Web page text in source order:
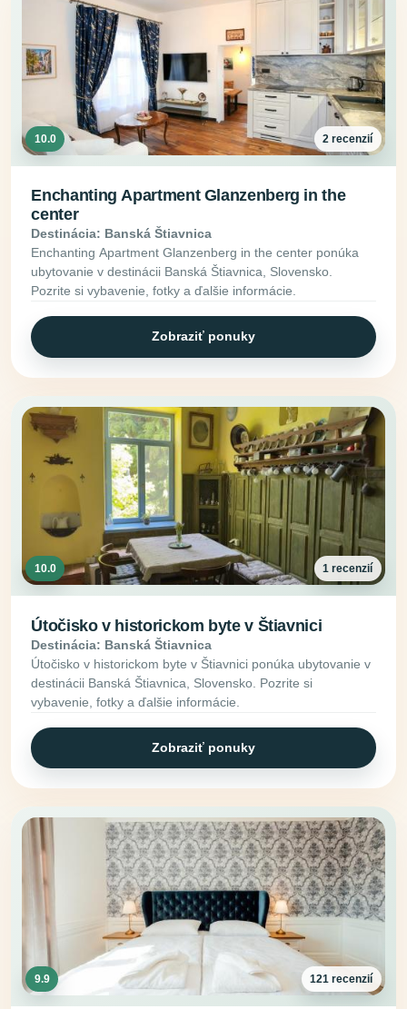
10.0 2 recenzií
Enchanting Apartment Glanzenberg in the
center
Destinácia: Banská Štiavnica
Enchanting Apartment Glanzenberg in the center ponúka
ubytovanie v destinácii Banská Štiavnica, Slovensko.
Pozrite si vybavenie, fotky a ďalšie informácie.
Zobraziť ponuky
10.0 1 recenzií
Útočisko v historickom byte v Štiavnici
Destinácia: Banská Štiavnica
Útočisko v historickom byte v Štiavnici ponúka ubytovanie v
destinácii Banská Štiavnica, Slovensko. Pozrite si
vybavenie, fotky a ďalšie informácie.
Zobraziť ponuky
9.9 121 recenzií